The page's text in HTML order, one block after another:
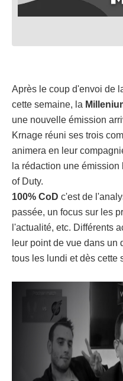
Après le coup d'envoi de
cette semaine, la
une nouvelle émission
Krnage réuni ses trois
animera en leur
la rédaction une émission
of Duty.
100% CoD c'est de
passée, un focus sur les
l'actualité, etc. Différents
leur point de vue dans un
tous les lundi et dès cette